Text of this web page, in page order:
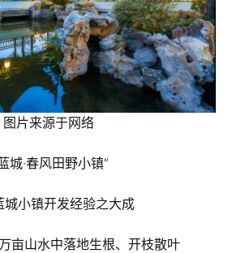
图片来源于网络
城·春风田野小镇”
城小镇开发经验之大成
亩山水中落地生根、开枝散叶